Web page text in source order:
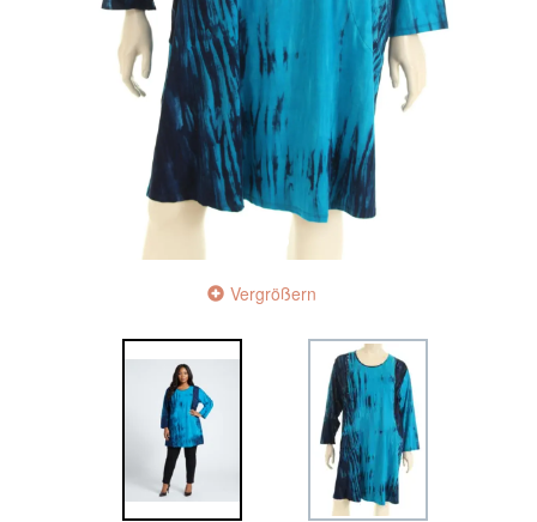
Vergrößern